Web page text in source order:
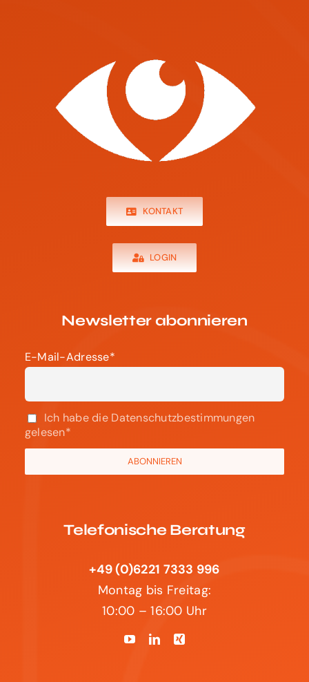
KONTAKT
LOGIN
Newsletter abonnieren
E-Mail-Adresse*
Ich habe die Datenschutzbestimmungen
gelesen*
Telefonische Beratung
+49 (0)6221 7333 996
Montag bis Freitag:
10:00 – 16:00 Uhr